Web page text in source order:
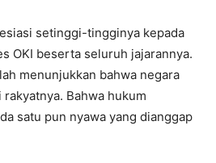
setinggi-tingginya kepada
OKI beserta seluruh jajarannya.
menunjukkan bahwa negara
Bahwa hukum
satu pun nyawa yang dianggap